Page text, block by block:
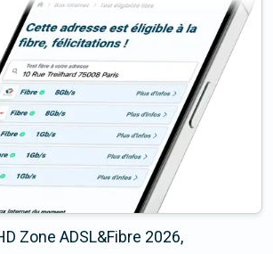
Zone ADSL&Fibre 2026,